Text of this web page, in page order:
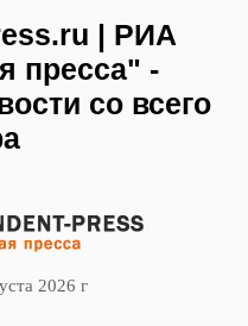
| РИА
пресса" -
со всего
2026 г